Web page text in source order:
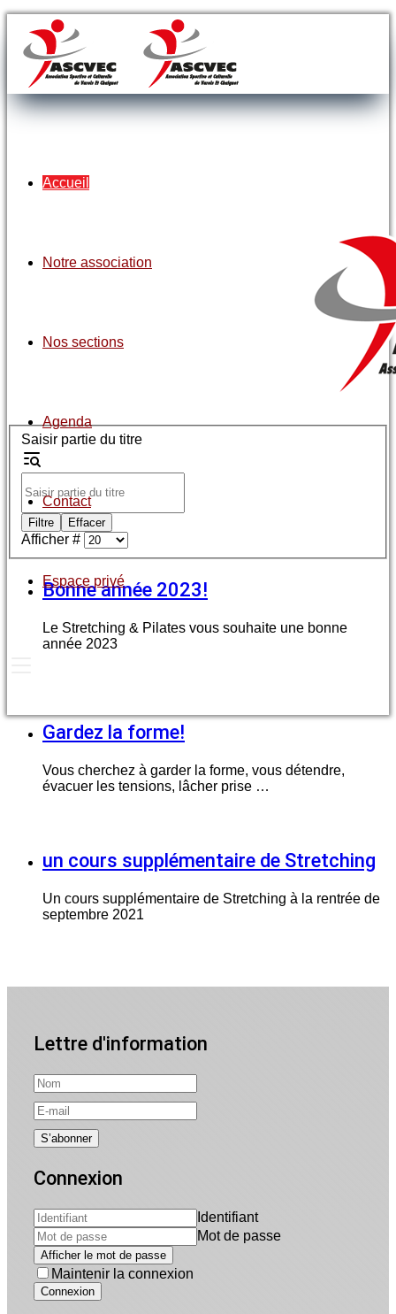
Accueil
Notre association
Nos sections
Agenda
Contact
Espace privé
Saisir partie du titre
Filtre Effacer
Afficher #
Bonne année 2023!
Le Stretching & Pilates vous souhaite une bonne
année 2023
Gardez la forme!
Vous cherchez à garder la forme, vous détendre,
évacuer les tensions, lâcher prise …
un cours supplémentaire de Stretching
Un cours supplémentaire de Stretching à la rentrée de
septembre 2021
Lettre d'information
Connexion
Identifiant
Mot de passe
Afficher le mot de passe
Maintenir la connexion
Connexion